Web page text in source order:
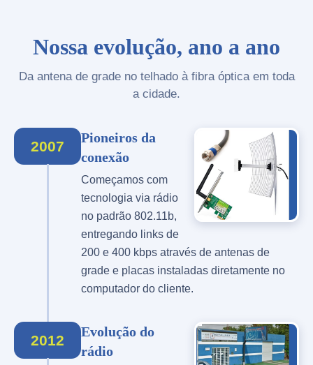
Nossa evolução, ano a ano
Da antena de grade no telhado à fibra óptica em toda
a cidade.
2007
Pioneiros da
conexão
Começamos com
tecnologia via rádio
no padrão 802.11b,
entregando links de
200 e 400 kbps através de antenas de
grade e placas instaladas diretamente no
computador do cliente.
2012
Evolução do
rádio